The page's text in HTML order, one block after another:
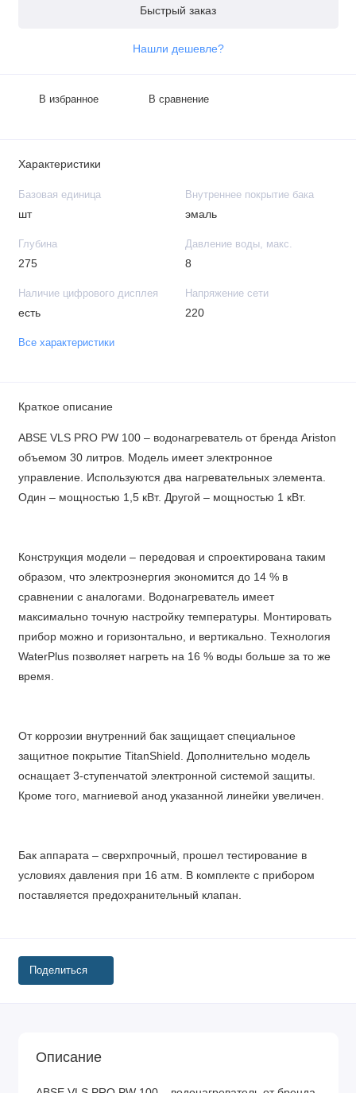
Быстрый заказ
Нашли дешевле?
В избранное В сравнение
Характеристики
Базовая единица
шт
Внутреннее покрытие бака
эмаль
Глубина
275
Давление воды, макс.
8
Наличие цифрового дисплея
есть
Напряжение сети
220
Все характеристики
Краткое описание
ABSE VLS PRO PW 100 – водонагреватель от бренда Ariston
объемом 30 литров. Модель имеет электронное
управление. Используются два нагревательных элемента.
Один – мощностью 1,5 кВт. Другой – мощностью 1 кВт.
Конструкция модели – передовая и спроектирована таким
образом, что электроэнергия экономится до 14 % в
сравнении с аналогами. Водонагреватель имеет
максимально точную настройку температуры. Монтировать
прибор можно и горизонтально, и вертикально. Технология
WaterPlus позволяет нагреть на 16 % воды больше за то же
время.
От коррозии внутренний бак защищает специальное
защитное покрытие TitanShield. Дополнительно модель
оснащает 3-ступенчатой электронной системой защиты.
Кроме того, магниевой анод указанной линейки увеличен.
Бак аппарата – сверхпрочный, прошел тестирование в
условиях давления при 16 атм. В комплекте с прибором
поставляется предохранительный клапан.
Поделиться
Описание